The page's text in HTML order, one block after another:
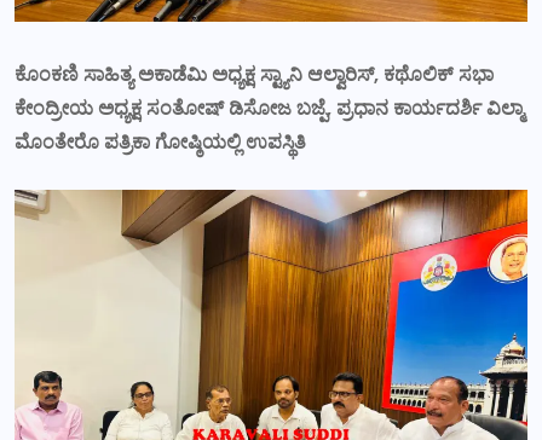
ಕೊಂಕಣಿ ಸಾಹಿತ್ಯ ಅಕಾಡೆಮಿ ಅಧ್ಯಕ್ಷ ಸ್ಟ್ಯಾನಿ ಆಲ್ವಾರಿಸ್, ಕಥೊಲಿಕ್ ಸಭಾ
ಕೇಂದ್ರೀಯ ಅಧ್ಯಕ್ಷ ಸಂತೋಷ್ ಡಿಸೋಜ ಬಜ್ಪೆ, ಪ್ರಧಾನ ಕಾರ್ಯದರ್ಶಿ ವಿಲ್ಮಾ
ಮೊಂತೇರೊ ಪತ್ರಿಕಾ ಗೋಷ್ಠಿಯಲ್ಲಿ ಉಪಸ್ಥಿತಿ